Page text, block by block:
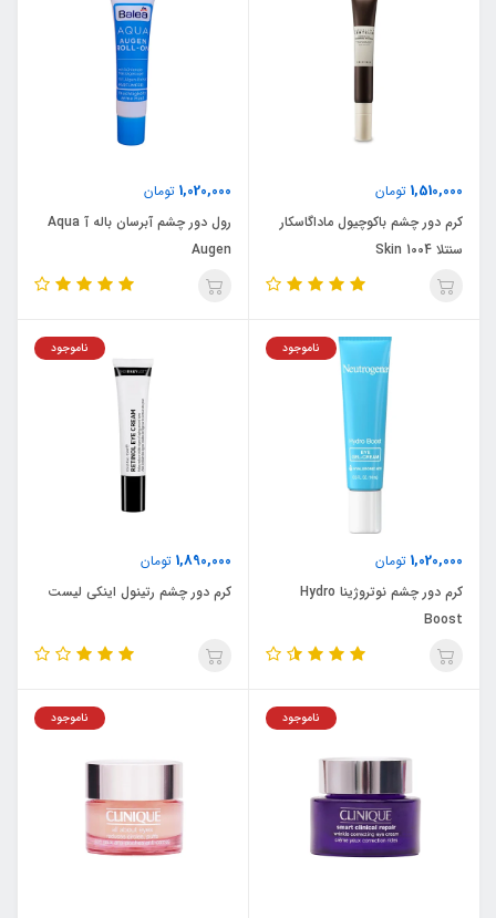
1,510,000 تومان
کرم دور چشم باکوچیول ماداگاسکار
سنتلا Skin 1004
1,020,000 تومان
رول دور چشم آبرسان باله آ Aqua
Augen
1,020,000 تومان
ناموجود
کرم دور چشم نوتروژینا Hydro
Boost
1,890,000 تومان
ناموجود
کرم دور چشم رتینول اینکی لیست
ناموجود ناموجود